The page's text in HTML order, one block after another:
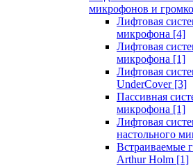
микрофонов и
Лифтовая
микрофона [4]
Лифтовая
микрофона [1]
Лифтовая
UnderCover [3]
Пассивная
микрофона [1]
Лифтовая
настольного
Встраиваемые
Arthur Holm [1]